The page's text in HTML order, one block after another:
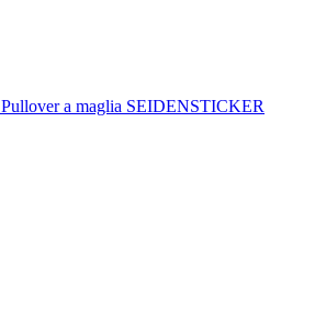
Pullover a maglia SEIDENSTICKER